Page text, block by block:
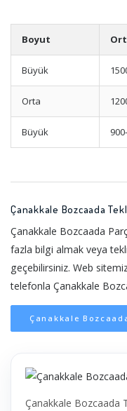
Boyut
Büyük
Orta
Büyük
Çanakkale Bozcaada
Çanakkale Bozcaada
fazla bilgi almak veya
geçebilirsiniz. Web
telefonla Çanakkale
Çanakkale
Çanakkale Bozcaada